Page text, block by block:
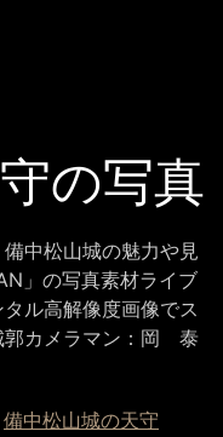
の写真
中松山城の魅力や見
」の写真素材ライブ
ル高解像度画像でス
郭カメラマン：岡 泰
備中松山城の天守